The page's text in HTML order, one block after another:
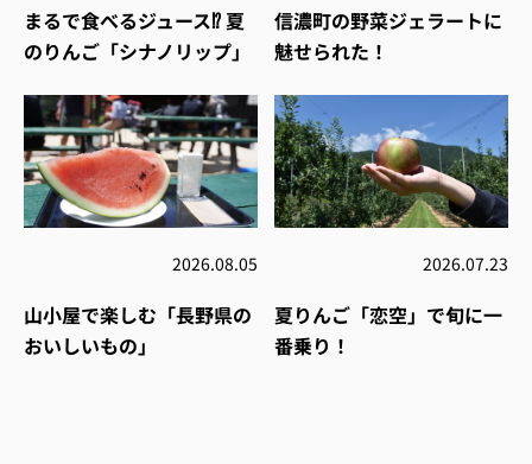
まるで食べるジュース⁉︎ 夏
のりんご「シナノリップ」
信濃町の野菜ジェラートに
魅せられた！
2026.08.05
山小屋で楽しむ「長野県の
おいしいもの」
2026.07.23
夏りんご「恋空」で旬に一
番乗り！